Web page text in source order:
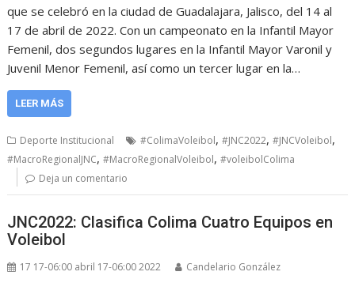
que se celebró en la ciudad de Guadalajara, Jalisco, del 14 al
17 de abril de 2022. Con un campeonato en la Infantil Mayor
Femenil, dos segundos lugares en la Infantil Mayor Varonil y
Juvenil Menor Femenil, así como un tercer lugar en la…
LEER MÁS
Deporte Institucional #ColimaVoleibol,#JNC2022,#JNCVoleibol,
#MacroRegionalJNC,#MacroRegionalVoleibol,#voleibolColima
Deja un comentario
JNC2022: Clasifica Colima Cuatro Equipos en
Voleibol
17 17-06:00 abril 17-06:00 2022 Candelario González